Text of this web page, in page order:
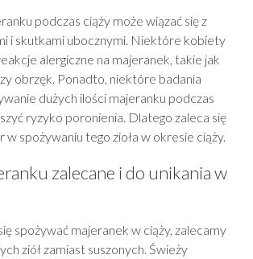
podczas ciąży może wiązać się z
i skutkami ubocznymi. Niektóre kobiety
alergiczne na majeranek, takie jak
obrzęk. Ponadto, niektóre badania
dużych ilości majeranku podczas
ryzyko poronienia. Dlatego zaleca się
w spożywaniu tego zioła w okresie ciąży.
zalecane i do unikania w
spożywać majeranek w ciąży, zalecamy
ziół zamiast suszonych. Świeży